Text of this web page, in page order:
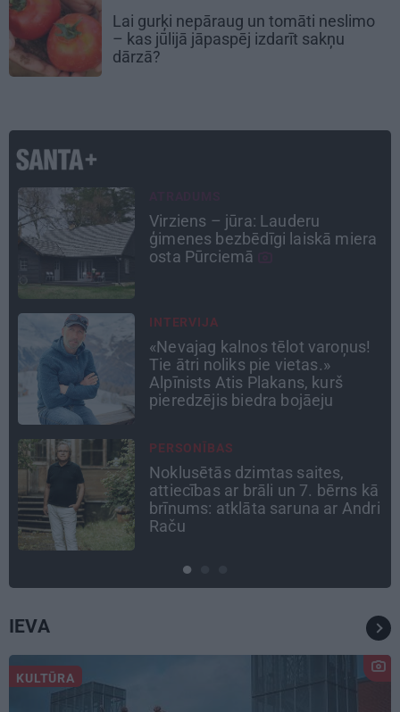
Lai gurķi nepāraug un tomāti neslimo
– kas jūlijā jāpaspēj izdarīt sakņu
dārzā?
Kas slēpjas Kuldīgas vecpilsētas
pagalmos? Dārzi, kuros atļauts
būt nepieklājīgi ziņkārīgam
ATTIECĪBAS
Ko darīt, ja esi kopā ar
pieauguša vīrieša ķermenī
noslēpušos puišeli?
DZĪVESSTĀSTS
Stāsts, kas pārspēj kino
scenārijus: Kā Liepājas zēns
Volfs Ruvinskis kļuva par
Meksikas superzvaigzni
IEVA
KULTŪRA